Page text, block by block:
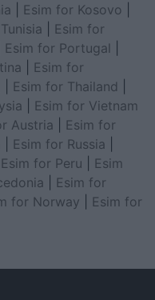
Esim for Kosovo
Esim for
Esim for Portugal
Esim for
Esim for Thailand
Esim for Vietnam
Austria
Esim for
Esim for Russia
Esim for Peru
Esim
Esim for
for Norway
Esim for